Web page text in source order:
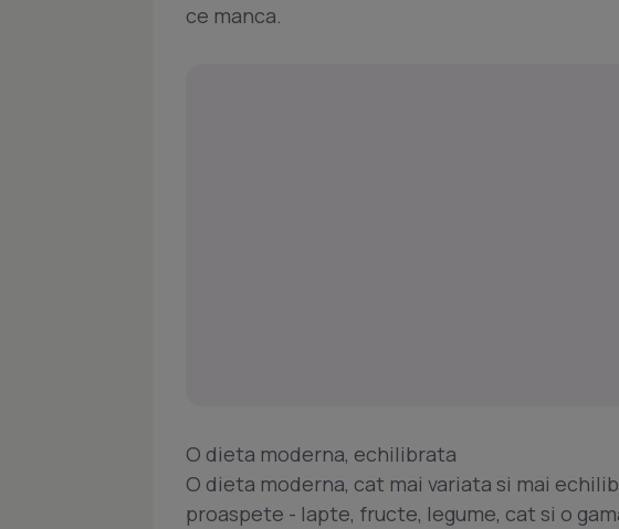
ce manca.
O dieta moderna, echilibrata
O dieta moderna, cat mai variata si mai
proaspete - lapte, fructe, legume, cat si o